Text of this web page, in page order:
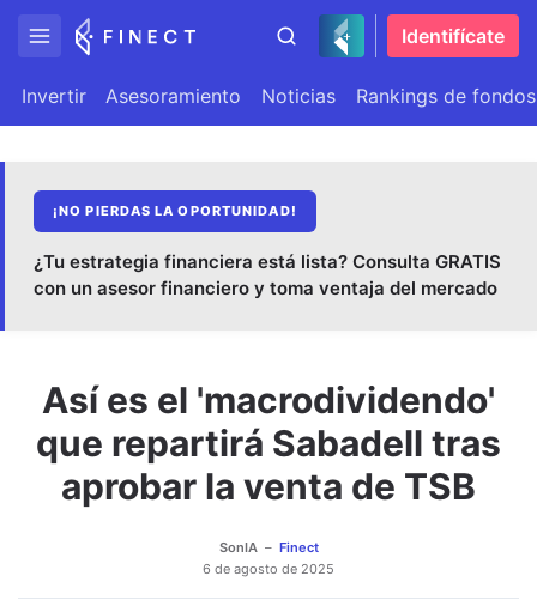
Identifícate
Invertir Asesoramiento Noticias Rankings de fondos
¡NO PIERDAS LA OPORTUNIDAD!
¿Tu estrategia financiera está lista? Consulta GRATIS
con un asesor financiero y toma ventaja del mercado
Así es el 'macrodividendo'
que repartirá Sabadell tras
aprobar la venta de TSB
SonIA
Finect
6 de agosto de 2025